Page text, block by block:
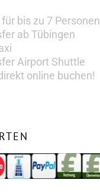
bis zu 7 Personen
ab Tübingen
Airport Shuttle
online buchen!